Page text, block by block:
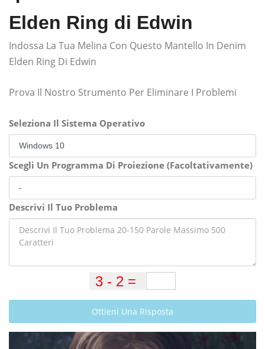
Elden Ring di Edwin
Indossa La Tua Melina Con Questo Mantello In Denim
Elden Ring Di Edwin
Prova Il Nostro Strumento Per Eliminare I Problemi
Seleziona Il Sistema Operativo
Scegli Un Programma Di Proiezione (Facoltativamente)
Descrivi Il Tuo Problema
Ottieni Una Risposta